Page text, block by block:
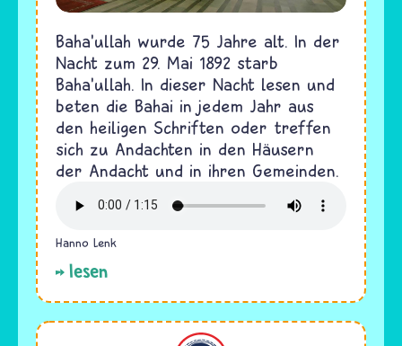
Baha’ullah wurde 75 Jahre alt. In der
Nacht zum 29. Mai 1892 starb
Baha’ullah. In dieser Nacht lesen und
beten die Bahai in jedem Jahr aus
den heiligen Schriften oder treffen
sich zu Andachten in den Häusern
der Andacht und in ihren Gemeinden.
Hanno Lenk
lesen